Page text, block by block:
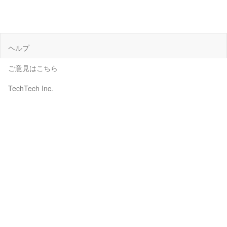
ヘルプ
ご意見はこちら
TechTech Inc.